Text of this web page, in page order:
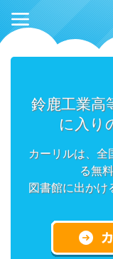
鈴鹿工業高
に入り
カーリルは、全
る無
図書館に出かけ